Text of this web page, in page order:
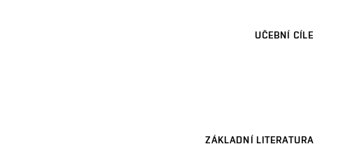
UČEBNÍ CÍLE
ZÁKLADNÍ LITERATURA